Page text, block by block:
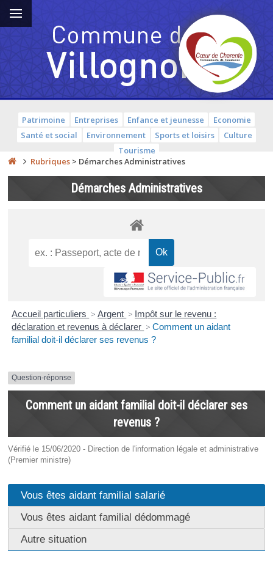
Patrimoine Entreprises Enfance et jeunesse
Economie
Santé et social
Environnement Sports et loisirs
Culture
Tourisme
Rubriques > Démarches Administratives
Démarches Administratives
Accueil particuliers > Argent > Impôt sur le revenu :
déclaration et revenus à déclarer > Comment un aidant
familial doit-il déclarer ses revenus ?
Question-réponse
Comment un aidant familial doit-il déclarer ses
revenus ?
Vérifié le 15/06/2020 - Direction de l'information légale et administrative
(Premier ministre)
Vous êtes aidant familial salarié
Vous êtes aidant familial dédommagé
Autre situation